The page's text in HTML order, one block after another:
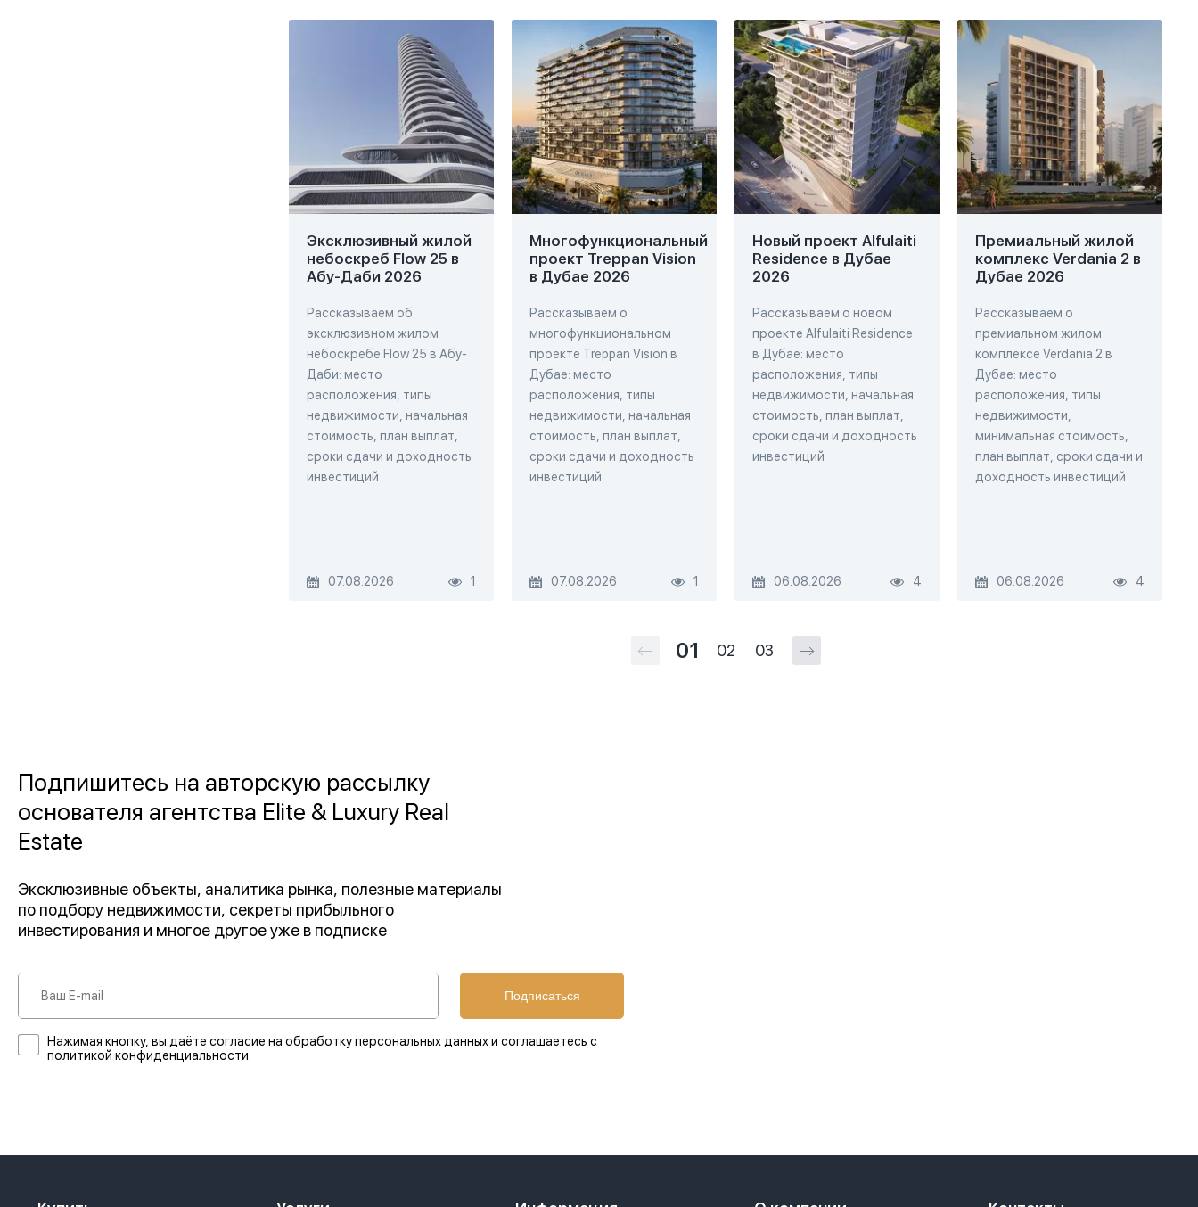
Эксклюзивный жилой
небоскреб Flow 25 в
Абу-Даби 2026
Рассказываем об
эксклюзивном жилом
небоскребе Flow 25 в Абу-
Даби: место
расположения, типы
недвижимости, начальная
стоимость, план выплат,
сроки сдачи и доходность
инвестиций
07.08.2026 1
Многофункциональный
проект Treppan Vision
в Дубае 2026
Рассказываем о
многофункциональном
проекте Treppan Vision в
Дубае: место
расположения, типы
недвижимости, начальная
стоимость, план выплат,
сроки сдачи и доходность
инвестиций
07.08.2026 1
Новый проект Alfulaiti
Residence в Дубае
2026
Рассказываем о новом
проекте Alfulaiti Residence
в Дубае: место
расположения, типы
недвижимости, начальная
стоимость, план выплат,
сроки сдачи и доходность
инвестиций
06.08.2026 4
Премиальный жилой
комплекс Verdania 2 в
Дубае 2026
Рассказываем о
премиальном жилом
комплексе Verdania 2 в
Дубае: место
расположения, типы
недвижимости,
минимальная стоимость,
план выплат, сроки сдачи и
доходность инвестиций
06.08.2026 4
01 02 03
Подпишитесь на авторскую рассылку
основателя агентства Elite & Luxury Real
Estate
Эксклюзивные объекты, аналитика рынка, полезные материалы
по подбору недвижимости, секреты прибыльного
инвестирования и многое другое уже в подписке
Подписаться
Нажимая кнопку, вы даёте согласие на обработку персональных данных и соглашаетесь с
политикой конфиденциальности.